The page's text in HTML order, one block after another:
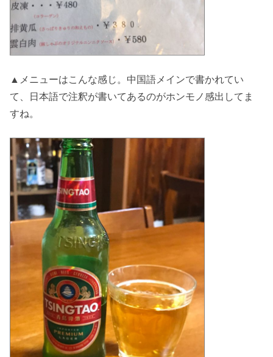
▲メニューはこんな感じ。中国語メインで書かれてい
て、日本語で注釈が書いてあるのがホンモノ感出してま
すね。